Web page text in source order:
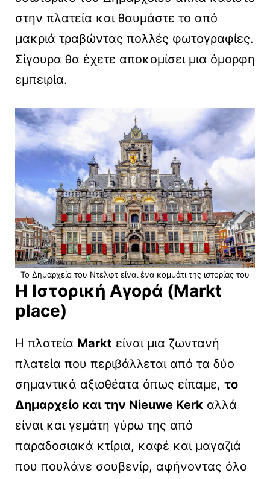
στην πλατεία και θαυμάστε το από
μακριά τραβώντας πολλές φωτογραφίες.
Σίγουρα θα έχετε αποκομίσει μια όμορφη
εμπειρία.
Το Δημαρχείο του Ντελφτ είναι ένα κομμάτι της ιστορίας του
Η Ιστορική Αγορά (Markt
place)
Η πλατεία Markt είναι μια ζωντανή
πλατεία που περιβάλλεται από τα δύο
σημαντικά αξιοθέατα όπως είπαμε, το
Δημαρχείο και την Nieuwe Kerk αλλά
είναι και γεμάτη γύρω της από
παραδοσιακά κτίρια, καφέ και μαγαζιά
που πουλάνε σουβενίρ, αφήνοντας όλο